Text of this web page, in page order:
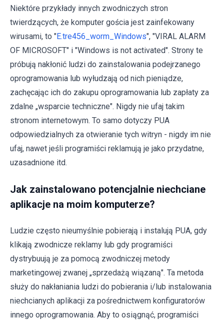
Niektóre przykłady innych zwodniczych stron
twierdzących, że komputer gościa jest zainfekowany
wirusami, to "E.tre456_worm_Windows", "VIRAL ALARM
OF MICROSOFT" i "Windows is not activated". Strony te
próbują nakłonić ludzi do zainstalowania podejrzanego
oprogramowania lub wyłudzają od nich pieniądze,
zachęcając ich do zakupu oprogramowania lub zapłaty za
zdalne „wsparcie techniczne". Nigdy nie ufaj takim
stronom internetowym. To samo dotyczy PUA
odpowiedzialnych za otwieranie tych witryn - nigdy im nie
ufaj, nawet jeśli programiści reklamują je jako przydatne,
uzasadnione itd.
Jak zainstalowano potencjalnie niechciane
aplikacje na moim komputerze?
Ludzie często nieumyślnie pobierają i instalują PUA, gdy
klikają zwodnicze reklamy lub gdy programiści
dystrybuują je za pomocą zwodniczej metody
marketingowej zwanej „sprzedażą wiązaną". Ta metoda
służy do nakłaniania ludzi do pobierania i/lub instalowania
niechcianych aplikacji za pośrednictwem konfiguratorów
innego oprogramowania. Aby to osiągnąć, programiści